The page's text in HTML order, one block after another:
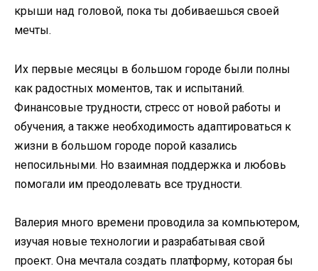
крыши над головой, пока ты добиваешься своей
мечты.
Их первые месяцы в большом городе были полны
как радостных моментов, так и испытаний.
Финансовые трудности, стресс от новой работы и
обучения, а также необходимость адаптироваться к
жизни в большом городе порой казались
непосильными. Но взаимная поддержка и любовь
помогали им преодолевать все трудности.
Валерия много времени проводила за компьютером,
изучая новые технологии и разрабатывая свой
проект. Она мечтала создать платформу, которая бы